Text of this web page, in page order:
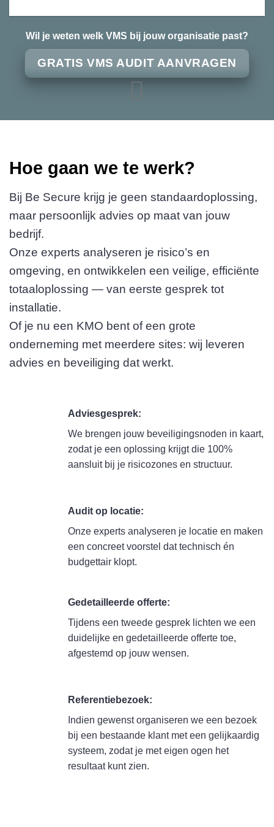
Wil je weten welk VMS bij jouw organisatie past?
GRATIS VMS AUDIT AANVRAGEN
Hoe gaan we te werk?
Bij Be Secure krijg je geen standaardoplossing,
maar persoonlijk advies op maat van jouw
bedrijf.
Onze experts analyseren je risico’s en
omgeving, en ontwikkelen een veilige, efficiënte
totaaloplossing — van eerste gesprek tot
installatie.
Of je nu een KMO bent of een grote
onderneming met meerdere sites: wij leveren
advies en beveiliging dat werkt.
Adviesgesprek:
We brengen jouw beveiligingsnoden in kaart,
zodat je een oplossing krijgt die 100%
aansluit bij je risicozones en structuur.
Audit op locatie:
Onze experts analyseren je locatie en maken
een concreet voorstel dat technisch én
budgettair klopt.
Gedetailleerde offerte:
Tijdens een tweede gesprek lichten we een
duidelijke en gedetailleerde offerte toe,
afgestemd op jouw wensen.
Referentiebezoek:
Indien gewenst organiseren we een bezoek
bij een bestaande klant met een gelijkaardig
systeem, zodat je met eigen ogen het
resultaat kunt zien.